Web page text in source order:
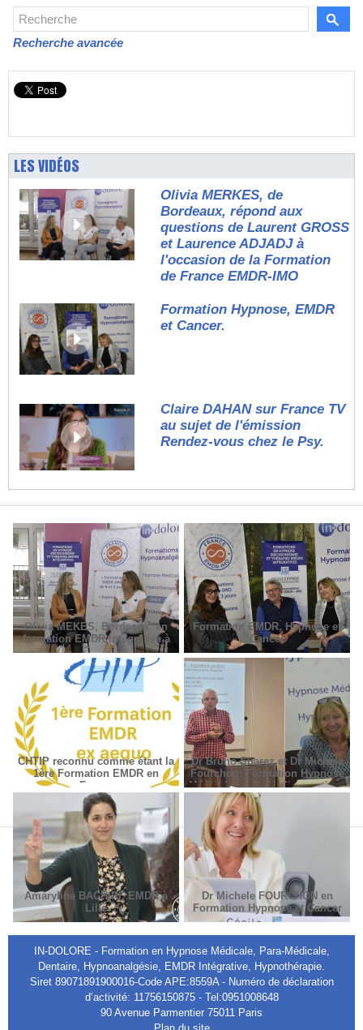
Recherche avancée
LES VIDÉOS
Olivia MERKES, de
Bordeaux, répond aux
questions de Laurent GROSS
et Laurence ADJADJ à
l'occasion de la Formation
de France EMDR-IMO
Formation Hypnose, EMDR
et Cancer.
Claire DAHAN sur France TV
au sujet de l'émission
Rendez-vous chez le Psy.
Olivia MEKES, Bordeaux, en
formation EMDR Intégrative à
Paris
Formation EMDR, Hypnose et
Cancer
CHTIP reconnu comme étant la
1ère Formation EMDR en
France
Dr Bruno Suarez et Dr Michèle
Fourchon: Formation Hypnose
Médicale en Radiodiagnostic et
Radiothérapie.
Amaryline BACHIRI, EMDR à
Lille
Dr Michele FOURCHON en
Formation Hypnose et Cancer
IN-DOLORE - Formation en Hypnose Médicale, Para-Médicale,
Dentaire, Hypnoanalgésie, EMDR Intégrative, Hypnothérapie.
Siret 89071891900016-Code APE:8559A - Numéro de déclaration
d’activité: 11756150875 - Tel:0951008648
90 Avenue Parmentier 75011 Paris